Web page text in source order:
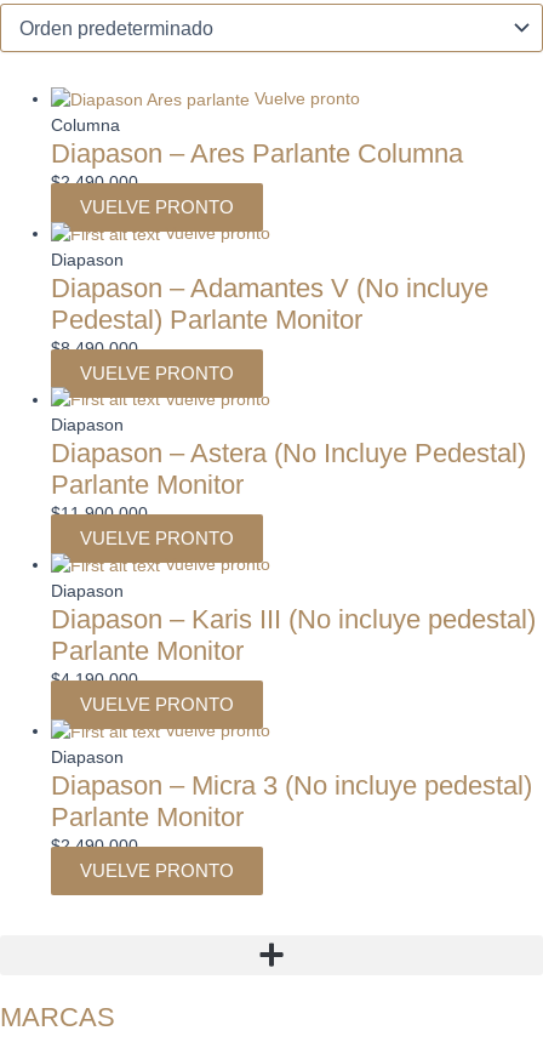
Vuelve pronto
Columna
Diapason – Ares Parlante Columna
$2.490.000
VUELVE PRONTO
Vuelve pronto
Diapason
Diapason – Adamantes V (No incluye
Pedestal) Parlante Monitor
$8.490.000
VUELVE PRONTO
Vuelve pronto
Diapason
Diapason – Astera (No Incluye Pedestal)
Parlante Monitor
$11.900.000
VUELVE PRONTO
Vuelve pronto
Diapason
Diapason – Karis III (No incluye pedestal)
Parlante Monitor
$4.190.000
VUELVE PRONTO
Vuelve pronto
Diapason
Diapason – Micra 3 (No incluye pedestal)
Parlante Monitor
$2.490.000
VUELVE PRONTO
MARCAS